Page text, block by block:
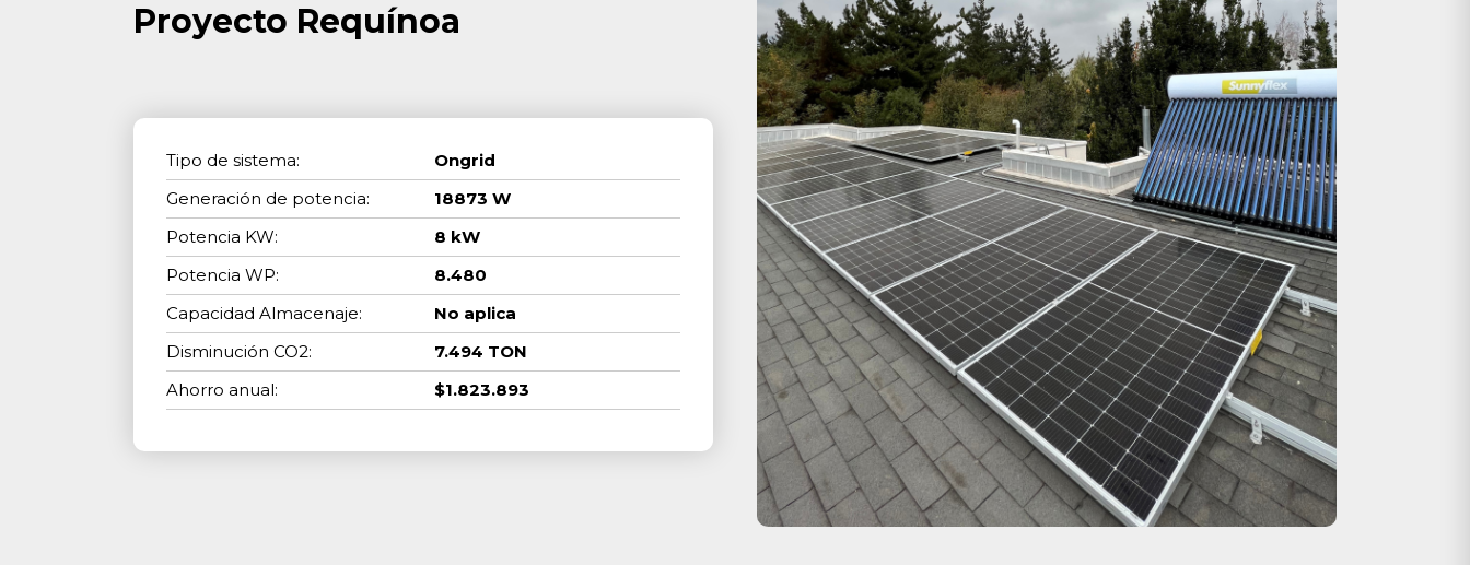
Proyecto Requínoa
Tipo de sistema:
Ongrid
Generación de potencia:
18873 W
Potencia KW:
8 kW
Potencia WP:
8.480
Capacidad Almacenaje:
No aplica
Disminución CO2:
7.494 TON
Ahorro anual:
$1.823.893